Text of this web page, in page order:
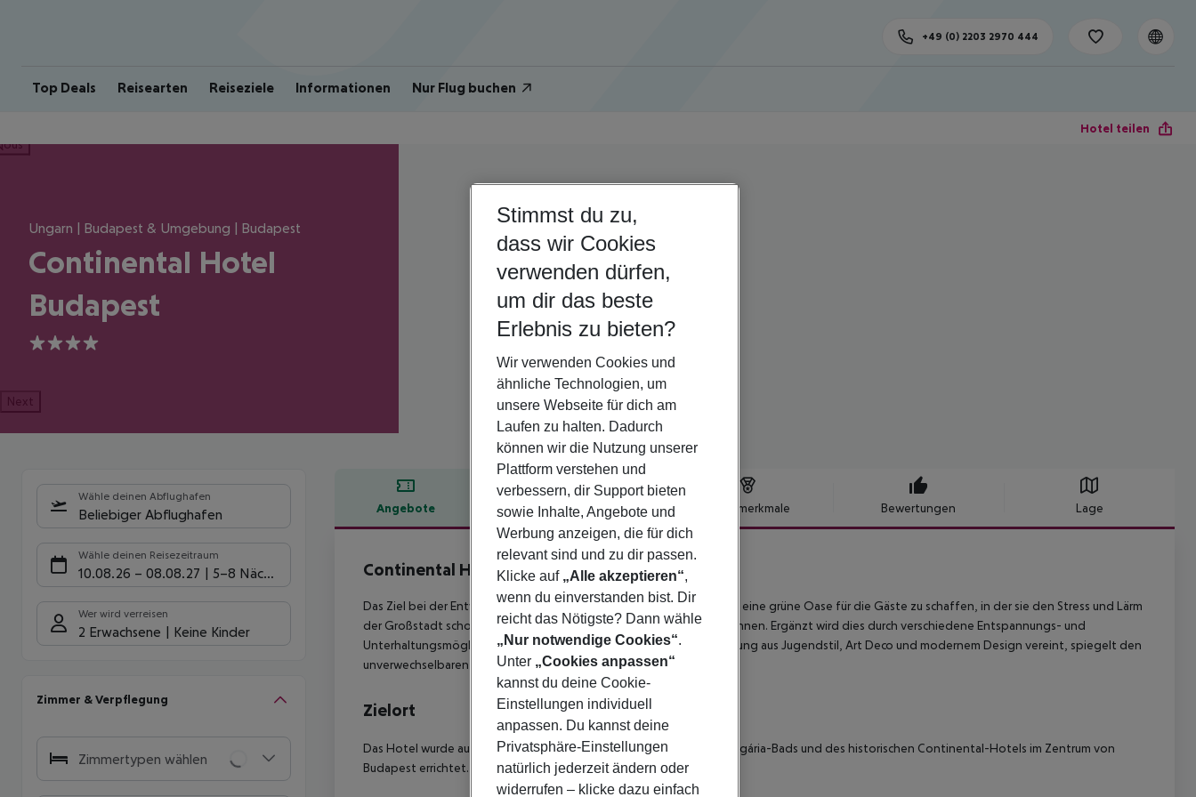
Top Deals Reisearten Reiseziele Informationen Nur Flug buchen
+49 (0) 2203 2970 444
Hotel teilen
Ungarn | Budapest & Umgebung | Budapest
Continental Hotel
Budapest
4
Next
Wähle deinen Abflughafen
Beliebiger Abflughafen
Wähle deinen Reisezeitraum
10.08.26 – 08.08.27 5-8 Nächte
Wer wird verreisen
2 Erwachsene Keine Kinder
Zimmer & Verpflegung
Zimmertypen wählen
Angebote Hotelbeschreibung Hotelmerkmale Bewertungen Lage
Hotelbeschreibung
Continental Hotel Budapest
Das Ziel bei der Entwicklung des Continental Hotel Budapest war es, eine grüne Oase für die Gäste zu schaffen, in der sie den Stress und Lärm
der Großstadt schon beim Betreten des Hotels hinter sich lassen können. Ergänzt wird dies durch verschiedene Entspannungs- und
Unterhaltungsmöglichkeiten. Das Hotel, das eine einzigartige Mischung aus Jugendstil, Art Deco und modernem Design vereint, spiegelt den
unverwechselbaren Stil unserer Hotelkette wider.
Zielort
Das Hotel wurde auf dem Gelände des ehemaligen, legendären Hungária-Bads und des historischen Continental-Hotels im Zentrum von
Budapest errichtet.
Stimmst du zu,
dass wir Cookies
verwenden dürfen,
um dir das beste
Erlebnis zu bieten?
Wir verwenden Cookies und
ähnliche Technologien, um
unsere Webseite für dich am
Laufen zu halten. Dadurch
können wir die Nutzung unserer
Plattform verstehen und
verbessern, dir Support bieten
sowie Inhalte, Angebote und
Werbung anzeigen, die für dich
relevant sind und zu dir passen.
Klicke auf „Alle akzeptieren“,
wenn du einverstanden bist. Dir
reicht das Nötigste? Dann wähle
„Nur notwendige Cookies“.
Unter „Cookies anpassen“
kannst du deine Cookie-
Einstellungen individuell
anpassen. Du kannst deine
Privatsphäre-Einstellungen
natürlich jederzeit ändern oder
widerrufen – klicke dazu einfach